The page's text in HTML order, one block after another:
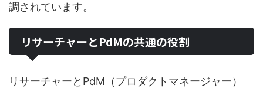
調されています。
リサーチャーとPdMの共通の役割
リサーチャーとPdM（プロダクトマネージャー）